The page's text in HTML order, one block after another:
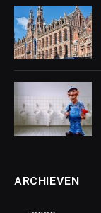
ARCHIEVEN